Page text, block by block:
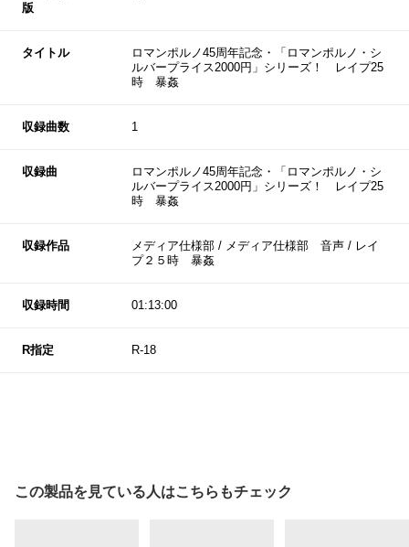
版
タイトル
ロマンポルノ45周年記念・「ロマンポルノ・シ
ルバープライス2000円」シリーズ！ レイプ25
時 暴姦
収録曲数 1
収録曲
ロマンポルノ45周年記念・「ロマンポルノ・シ
ルバープライス2000円」シリーズ！ レイプ25
時 暴姦
収録作品
メディア仕様部 / メディア仕様部 音声 / レイ
プ２５時 暴姦
収録時間 01:13:00
R指定 R-18
この製品を見ている人はこちらもチェック